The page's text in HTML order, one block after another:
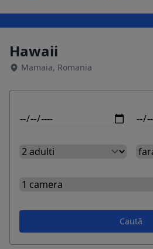
Hawaii
Mamaia, Romania
Caută